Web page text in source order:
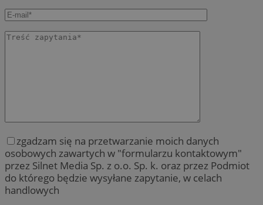
zgadzam się na przetwarzanie moich danych
osobowych zawartych w "formularzu kontaktowym"
przez Silnet Media Sp. z o.o. Sp. k. oraz przez Podmiot
do którego będzie wysyłane zapytanie, w celach
handlowych